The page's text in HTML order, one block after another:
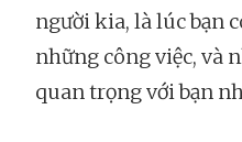
người kia, là lúc bạn
những công việc, và
quan trọng với bạn